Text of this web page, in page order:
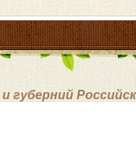
губерний